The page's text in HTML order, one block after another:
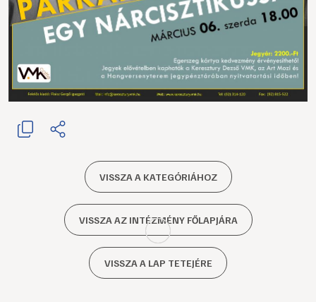
VISSZA A KATEGÓRIÁHOZ
VISSZA AZ INTÉZMÉNY FŐLAPJÁRA
VISSZA A LAP TETEJÉRE